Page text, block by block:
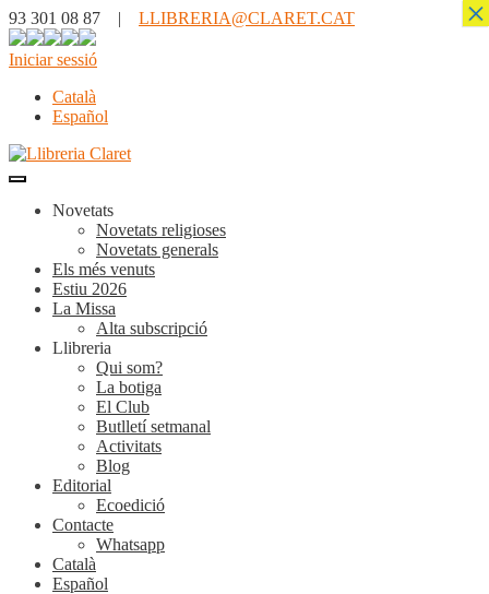
93 301 08 87 | LLIBRERIA@CLARET.CAT
Iniciar sessió
Català
Español
Novetats
Novetats religioses
Novetats generals
Els més venuts
Estiu 2026
La Missa
Alta subscripció
Llibreria
Qui som?
La botiga
El Club
Butlletí setmanal
Activitats
Blog
Editorial
Ecoedició
Contacte
Whatsapp
Català
Español
×